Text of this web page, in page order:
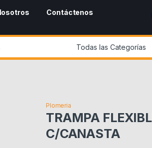
Contáctenos
Plomeria
TRAMPA
C/CANASTA